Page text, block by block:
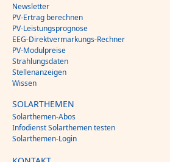
Newsletter
PV-Ertrag berechnen
PV-Leistungsprognose
EEG-Direktvermarkungs-Rechner
PV-Modulpreise
Strahlungsdaten
Stellenanzeigen
Wissen
SOLARTHEMEN
Solarthemen-Abos
Infodienst Solarthemen testen
Solarthemen-Login